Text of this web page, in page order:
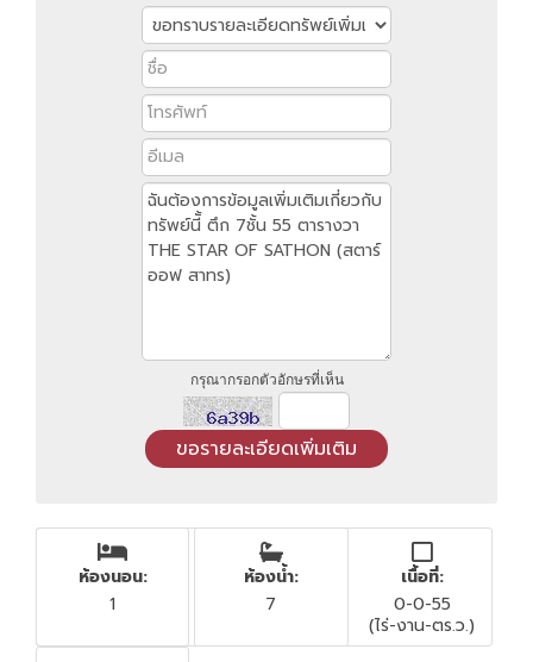
กรุณากรอกตัวอักษรที่เห็น
ห้องนอน:
1
ห้องน้ำ:
7
เนื้อที่:
0-0-55
(ไร่-งาน-ตร.ว.)